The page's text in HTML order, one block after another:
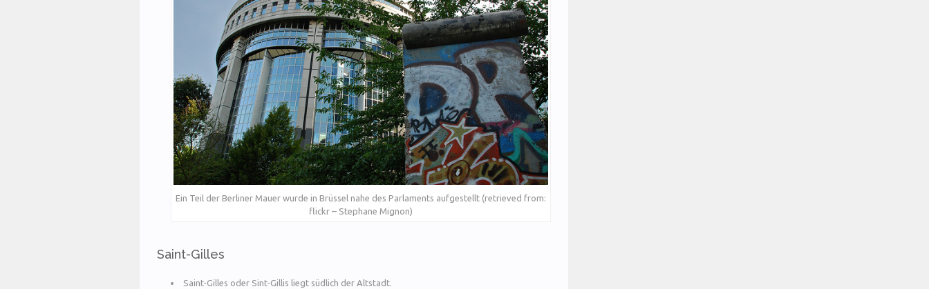
Ein Teil der Berliner Mauer wurde in Brüssel nahe des Parlaments aufgestellt (retrieved from:
flickr – Stephane Mignon)
Saint-Gilles
Saint-Gilles oder Sint-Gillis liegt südlich der Altstadt.